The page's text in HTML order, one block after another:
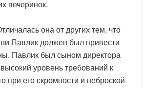
вечеринок.
она от других тем, что
Павлик должен был привести
Павлик был сыном директора
уровень требований к
при его скромности и неброской